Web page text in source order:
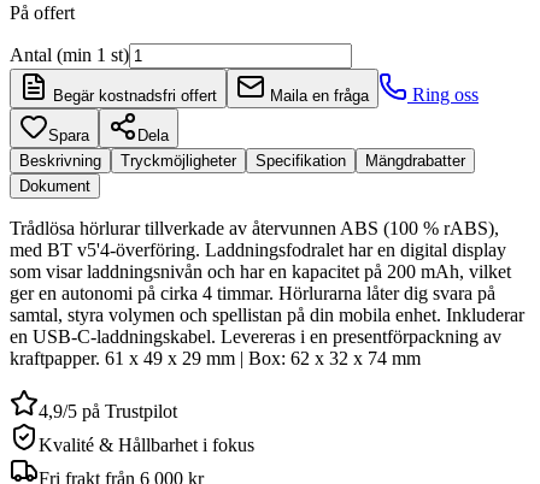
På offert
Antal (min 1 st)
Begär kostnadsfri offert Maila en fråga Ring oss
Spara
Dela
Beskrivning
Tryckmöjligheter Specifikation
Mängdrabatter
Dokument
Trådlösa hörlurar tillverkade av återvunnen ABS (100 % rABS),
med BT v5'4-överföring. Laddningsfodralet har en digital display
som visar laddningsnivån och har en kapacitet på 200 mAh, vilket
ger en autonomi på cirka 4 timmar. Hörlurarna låter dig svara på
samtal, styra volymen och spellistan på din mobila enhet. Inkluderar
en USB-C-laddningskabel. Levereras i en presentförpackning av
kraftpapper. 61 x 49 x 29 mm | Box: 62 x 32 x 74 mm
4,9/5 på Trustpilot
Kvalité & Hållbarhet i fokus
Fri frakt från 6 000 kr